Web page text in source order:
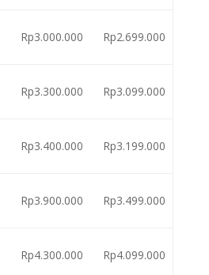
Rp3.000.000 Rp2.699.000
Rp3.300.000 Rp3.099.000
Rp3.400.000 Rp3.199.000
Rp3.900.000 Rp3.499.000
Rp4.300.000 Rp4.099.000